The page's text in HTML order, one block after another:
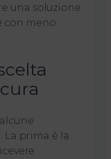
una soluzione
con meno
prima è la